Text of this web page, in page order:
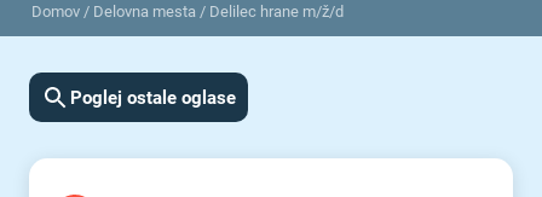
Domov / Delovna mesta / Delilec hrane m/ž/d
Poglej ostale oglase